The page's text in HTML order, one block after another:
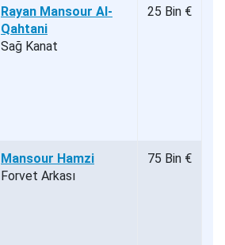
Rayan Mansour Al-
Qahtani
Sağ Kanat
25 Bin €
Mansour Hamzi
Forvet Arkası
75 Bin €